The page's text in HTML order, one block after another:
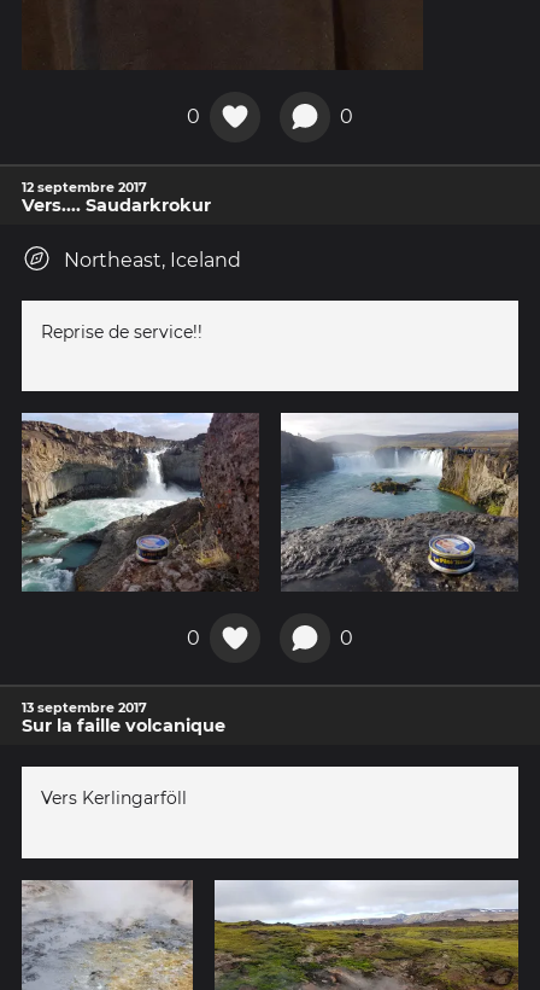
0 0
12 septembre 2017
Vers.... Saudarkrokur
Northeast, Iceland
Reprise de service!!
0 0
13 septembre 2017
Sur la faille volcanique
Vers Kerlingarföll